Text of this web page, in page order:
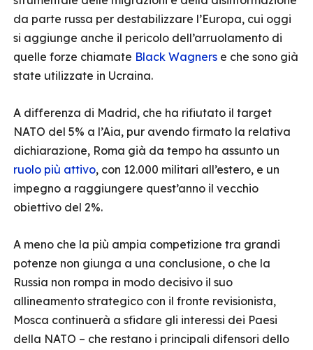
da parte russa per destabilizzare l’Europa, cui oggi
si aggiunge anche il pericolo dell’arruolamento di
quelle forze chiamate Black Wagners e che sono già
state utilizzate in Ucraina.
A differenza di Madrid, che ha rifiutato il target
NATO del 5% a l’Aia, pur avendo firmato la relativa
dichiarazione, Roma già da tempo ha assunto un
ruolo più attivo, con 12.000 militari all’estero, e un
impegno a raggiungere quest’anno il vecchio
obiettivo del 2%.
A meno che la più ampia competizione tra grandi
potenze non giunga a una conclusione, o che la
Russia non rompa in modo decisivo il suo
allineamento strategico con il fronte revisionista,
Mosca continuerà a sfidare gli interessi dei Paesi
della NATO – che restano i principali difensori dello